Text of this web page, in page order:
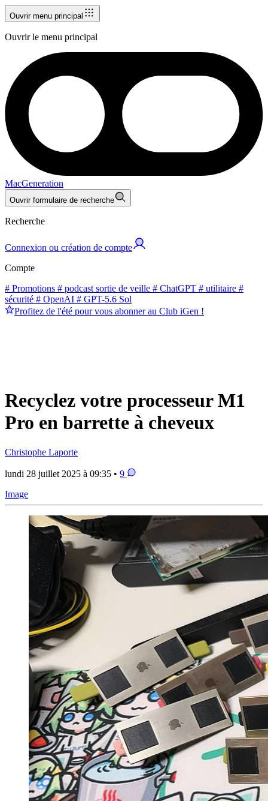
Ouvrir menu principal
Ouvrir le menu principal
MacGeneration
Ouvrir formulaire de recherche
Recherche
Connexion ou création de compte
Compte
# Promotions # podcast sortie de veille # ChatGPT # utilitaire #
sécurité # OpenAI # GPT-5.6 Sol
Profitez de l'été pour vous abonner au Club iGen !
Recyclez votre processeur M1
Pro en barrette à cheveux
Christophe Laporte
lundi 28 juillet 2025 à 09:35 • 9
Image